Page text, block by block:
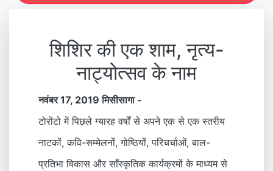
शिशिर की एक शाम, नृत्य-
नाट्योत्सव के नाम
नवंबर 17, 2019 मिसीसागा -
टोरोंटो में पिछले ग्यारह वर्षों से अपने एक से एक स्तरीय
नाटकों, कवि-सम्मेलनों, गोष्ठियों, परिचर्चाओं, बाल-
प्रतिभा विकास और साँस्कृतिक कार्यक्रमों के माध्यम से